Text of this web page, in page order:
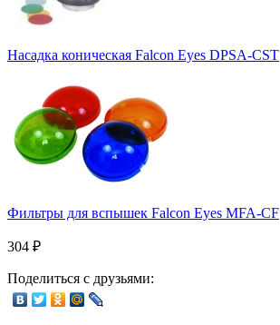
Насадка коническая Falcon Eyes DPSA-CST
Фильтры для вспышек Falcon Eyes MFA-CF
304 ₽
Поделиться с друзьями: